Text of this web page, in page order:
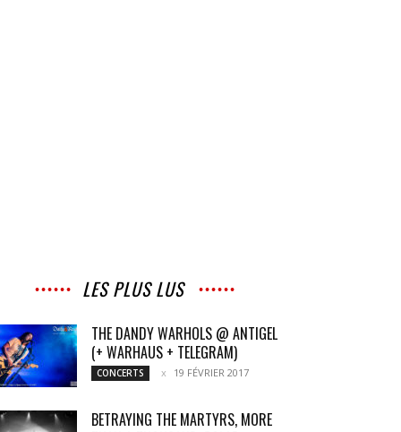
LES PLUS LUS
THE DANDY WARHOLS @ ANTIGEL
(+ WARHAUS + TELEGRAM)
CONCERTS 19 FÉVRIER 2017
BETRAYING THE MARTYRS, MORE